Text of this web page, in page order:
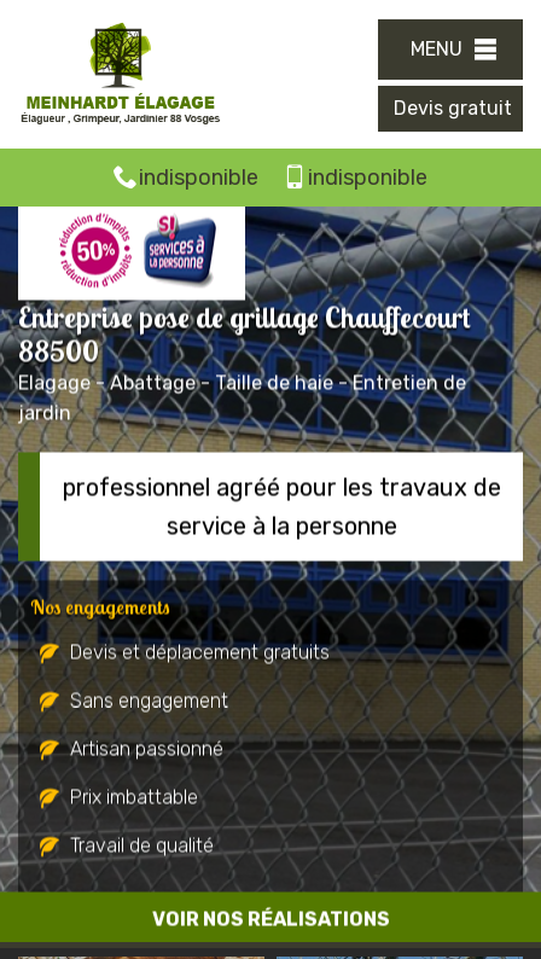
MENU
Devis gratuit
indisponible indisponible
Entreprise pose de grillage Chauffecourt
88500
Elagage - Abattage - Taille de haie - Entretien de
jardin
VOIR NOS RÉALISATIONS
professionnel agréé pour les travaux de
service à la personne
Nos engagements
Devis et déplacement gratuits
Sans engagement
Artisan passionné
Prix imbattable
Travail de qualité